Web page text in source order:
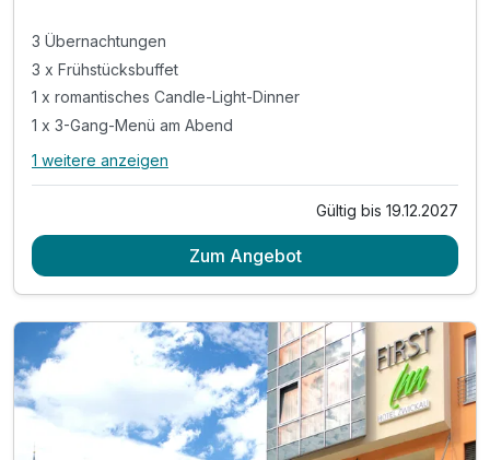
3 Übernachtungen
3 x Frühstücksbuffet
1 x romantisches Candle-Light-Dinner
1 x 3-Gang-Menü am Abend
Alle Inklusivleistungen
inkl. WLan
1 weitere anzeigen
Gültig bis 19.12.2027
Zum Angebot